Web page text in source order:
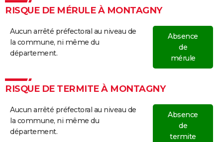
RISQUE DE MÉRULE À MONTAGNY
Aucun arrêté préfectoral au niveau de
la commune, ni même du
département.
Absence
de
mérule
RISQUE DE TERMITE À MONTAGNY
Aucun arrêté préfectoral au niveau de
la commune, ni même du
département.
Absence
de
termite